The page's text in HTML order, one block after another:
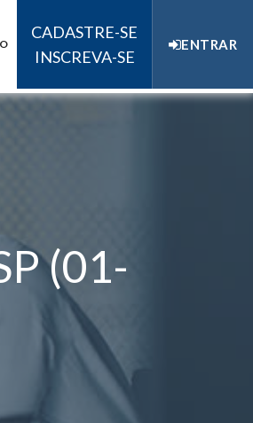
CADASTRE-SE
INSCREVA-SE
ENTRAR
(01-